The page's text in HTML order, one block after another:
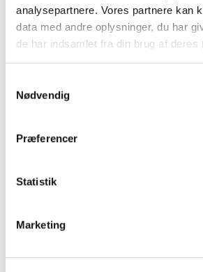
analysepartnere. Vores partnere kan
data med andre oplysninger, du har
de har indsamlet fra din brug af deres
Nødvendig
Præferencer
Statistik
MarketingDu vil måske